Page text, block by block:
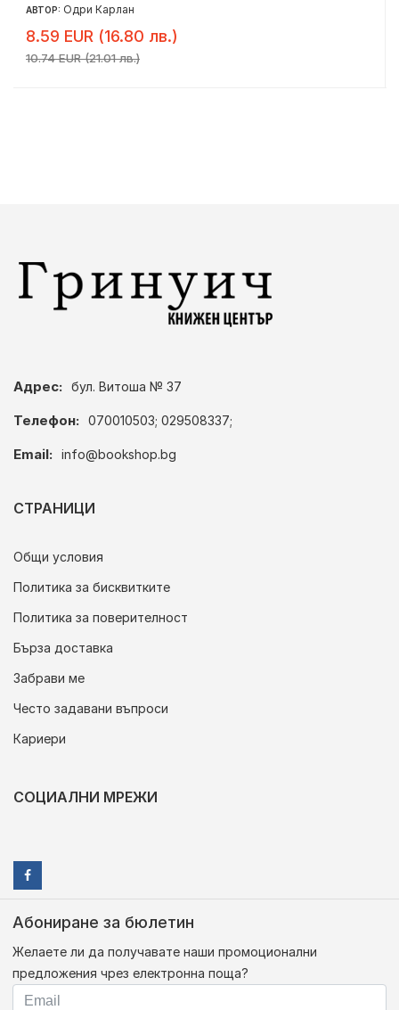
АВТОР: Одри Карлан
8.59 EUR (16.80 лв.)
10.74 EUR (21.01 лв.)
Адрес: бул. Витоша № 37
Телефон: 070010503; 029508337;
Email: info@bookshop.bg
СТРАНИЦИ
Общи условия
Политика за бисквитките
Политика за поверителност
Бърза доставка
Забрави ме
Често задавани въпроси
Кариери
СОЦИАЛНИ МРЕЖИ
Абониране за бюлетин
Желаете ли да получавате наши промоционални
предложения чрез електронна поща?